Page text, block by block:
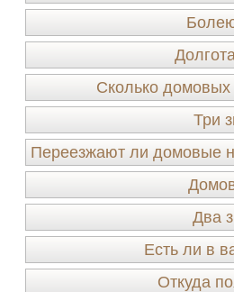
Сколько
Три
Переезжают ли домовые
Два
Есть ли в
Откуда